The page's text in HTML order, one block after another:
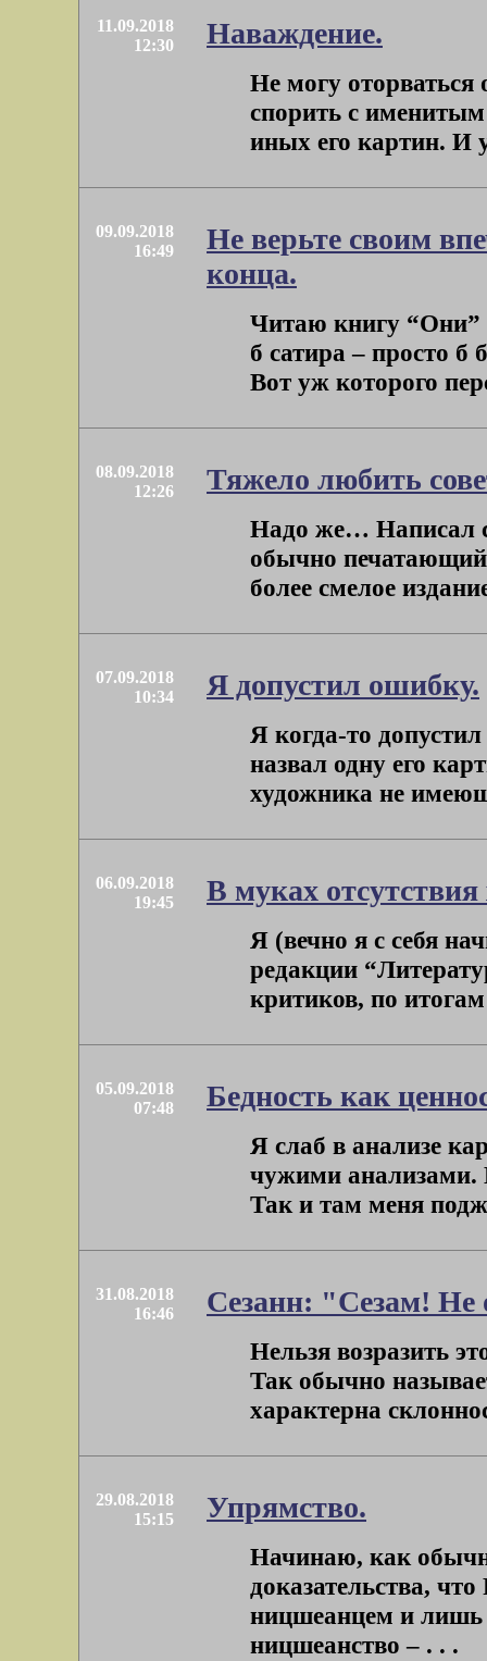
11.09.2018
12:30
Наваждение.
Не могу
спорить с
иных его картин. И
09.09.2018
16:49
Не верьте своим
конца.
Читаю книгу “Они”
б сатира – просто б
Вот уж которого
08.09.2018
12:26
Тяжело любить
Надо же… Написал
обычно
более смелое
07.09.2018
10:34
Я допустил ошибку.
Я когда-то
назвал одну его
художника не
06.09.2018
19:45
В муках
Я (вечно я с себя
редакции
критиков, по
05.09.2018
07:48
Бедность как
Я слаб в анализе
чужими анализами.
Так и там меня
31.08.2018
16:46
Сезанн: "Сезам!
Нельзя возразить
Так обычно
характерна
29.08.2018
15:15
Упрямство.
Начинаю, как
доказательства,
ницшеанцем и лишь
ницшеанство – . . .